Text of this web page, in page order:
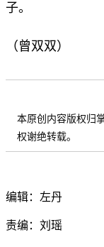
子。
（曾双双）
本原创内容版权归
权谢绝转载。
编辑：左丹
责编：刘瑶